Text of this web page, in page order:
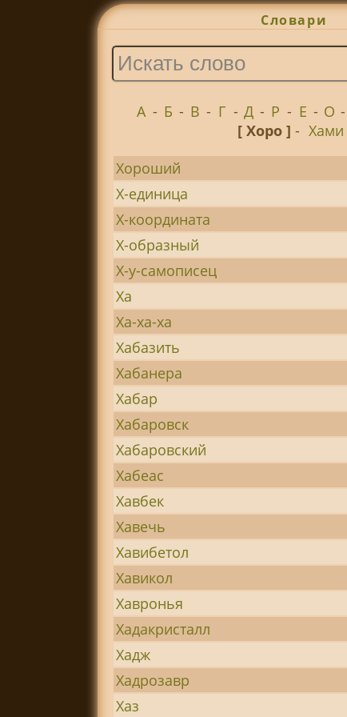
Словари
А - Б - В - Г - Д - Р - Е - О -
[ Хоро ] - Хами
Хороший
Х-единица
Х-координата
Х-образный
Х-у-самописец
Ха
Ха-ха-ха
Хабазить
Хабанера
Хабар
Хабаровск
Хабаровский
Хабеас
Хавбек
Хавечь
Хавибетол
Хавикол
Хавронья
Хадакристалл
Хадж
Хадрозавр
Хаз